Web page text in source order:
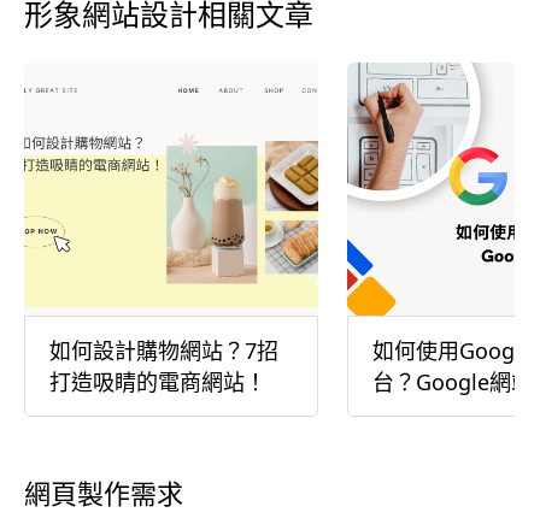
形象網站設計相關文章
如何設計購物網站？7招
打造吸睛的電商網站！
如何使用Google
台？Google網站
南
網頁製作需求